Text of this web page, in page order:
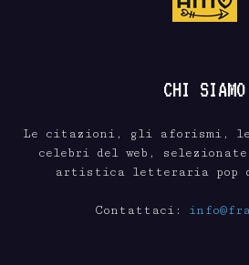
CHI SIAMO
Le citazioni, gli aforismi,
celebri del web,
artistica letteraria pop
Contattaci: